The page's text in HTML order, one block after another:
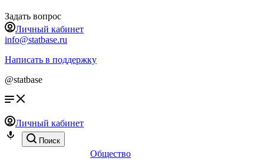
Задать вопрос
Личный кабинет
info@statbase.ru
Написать в поддержку
@statbase
Личный кабинет
Поиск
Общество